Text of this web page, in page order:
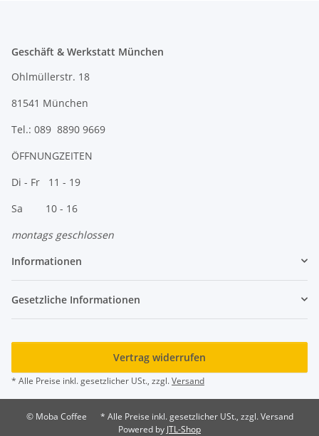
Geschäft & Werkstatt München
Ohlmüllerstr. 18
81541 München
Tel.: 089 8890 9669
ÖFFNUNGZEITEN
Di - Fr 11 - 19
Sa 10 - 16
montags geschlossen
Informationen
Gesetzliche Informationen
Vertrag widerrufen
* Alle Preise inkl. gesetzlicher USt., zzgl.Versand
© Moba Coffee
* Alle Preise inkl. gesetzlicher USt., zzgl. Versand
Powered by JTL-Shop